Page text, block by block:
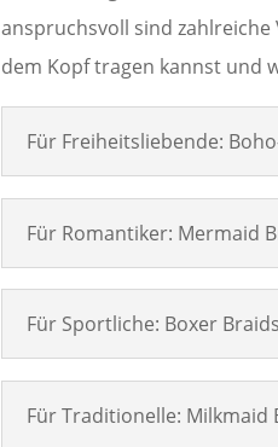
anspruchsvoll sind zahlreiche
dem Kopf tragen kannst und
Für Freiheitsliebende:
Für Romantiker: Mermaid
Für Sportliche: Boxer Braids
Für Traditionelle: Milkmaid